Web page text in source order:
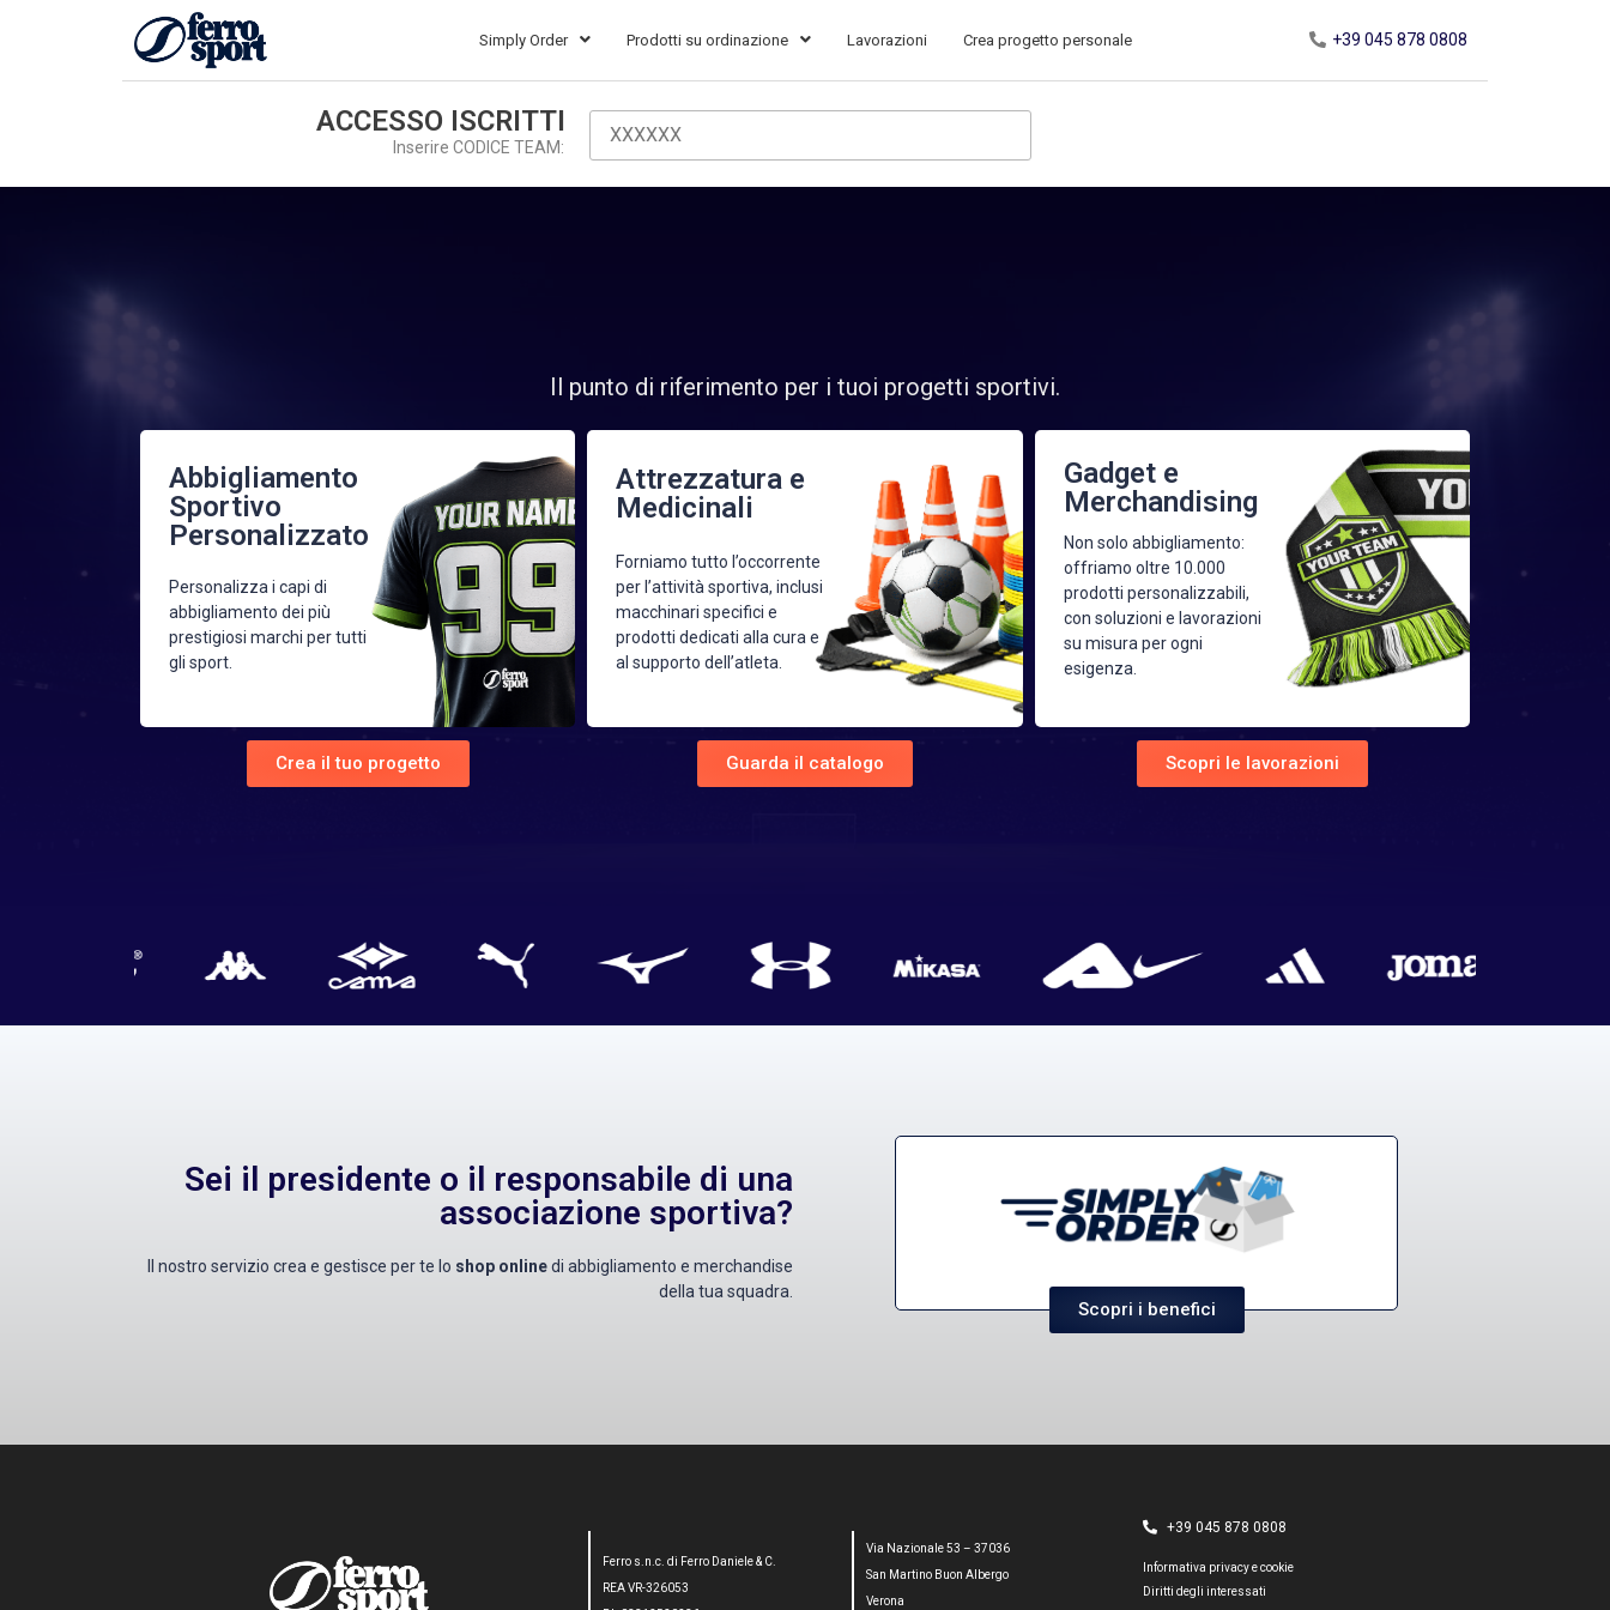
Simply Order Prodotti su ordinazione Lavorazioni Crea progetto personale +39 045 878 0808
ACCESSO ISCRITTI
Inserire CODICE TEAM:
Il punto di riferimento per i tuoi progetti sportivi.
Abbigliamento
Sportivo
Personalizzato
Personalizza i capi di
abbigliamento dei più
prestigiosi marchi per tutti
gli sport.
Crea il tuo progetto
Attrezzatura e
Medicinali
Forniamo tutto l’occorrente
per l’attività sportiva, inclusi
macchinari specifici e
prodotti dedicati alla cura e
al supporto dell’atleta.
Guarda il catalogo
Gadget e
Merchandising
Non solo abbigliamento:
offriamo oltre 10.000
prodotti personalizzabili,
con soluzioni e lavorazioni
su misura per ogni
esigenza.
Scopri le lavorazioni
Sei il presidente o il responsabile di una
associazione sportiva?
Il nostro servizio crea e gestisce per te lo shop onlinedi abbigliamento e merchandise
della tua squadra.
Scopri i benefici
Ferro s.n.c. di Ferro Daniele & C.
REA VR-326053
Via Nazionale 53 – 37036
San Martino Buon Albergo
Verona
+39 045 878 0808
Informativa privacy e cookie
Diritti degli interessati